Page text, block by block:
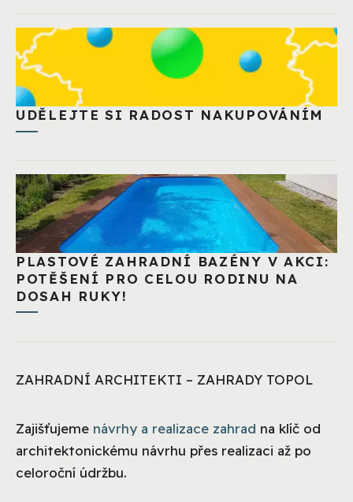
UDĚLEJTE SI RADOST NAKUPOVÁNÍM
PLASTOVÉ ZAHRADNÍ BAZÉNY V AKCI:
POTĚŠENÍ PRO CELOU RODINU NA
DOSAH RUKY!
ZAHRADNÍ ARCHITEKTI – ZAHRADY TOPOL
Zajišťujeme návrhy a realizace zahrad na klíč od
architektonickému návrhu přes realizaci až po
celoroční údržbu.